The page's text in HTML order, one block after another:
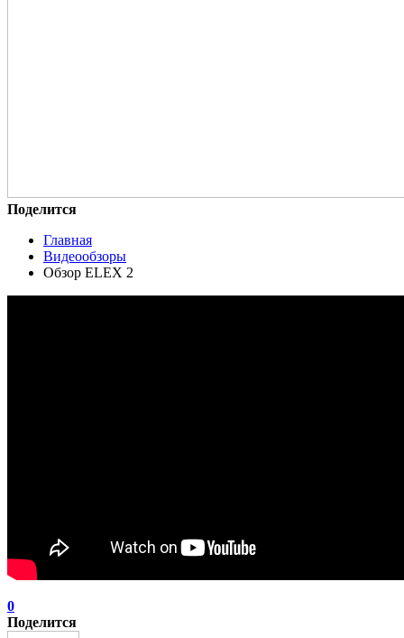
Поделится
Главная
Видеообзоры
Обзор ELEX 2
0
Поделится